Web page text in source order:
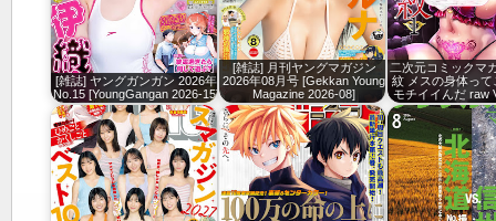
[雑誌] ヤングガンガン 2026年
No.15 [YoungGangan 2026-15]
[雑誌] 月刊ヤングマガジン
2026年08月号 [Gekkan Young
Magazine 2026-08]
二次元コミックマ
紋 メスの身体って
モチイイんだ raw